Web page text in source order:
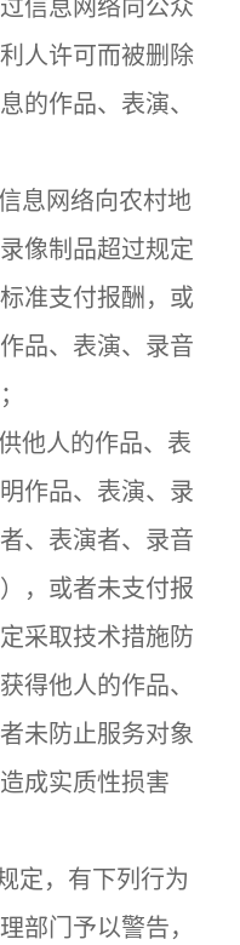
信息网络向公众
人许可而被删除
的作品、表演、
息网络向农村地
像制品超过规定
准支付报酬，或
品、表演、录音
他人的作品、表
作品、表演、录
、表演者、录音
，或者未支付报
采取技术措施防
得他人的作品、
未防止服务对象
成实质性损害
定，有下列行为
部门予以警告，